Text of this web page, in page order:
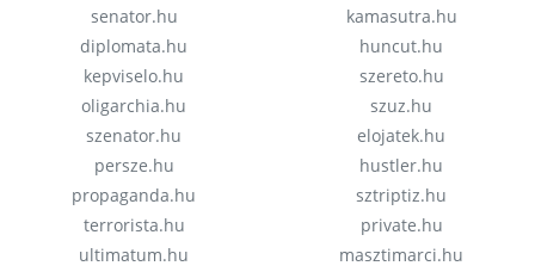
senator.hu
diplomata.hu
kepviselo.hu
oligarchia.hu
szenator.hu
persze.hu
propaganda.hu
terrorista.hu
ultimatum.hu
kamasutra.hu
huncut.hu
szereto.hu
szuz.hu
elojatek.hu
hustler.hu
sztriptiz.hu
private.hu
masztimarci.hu